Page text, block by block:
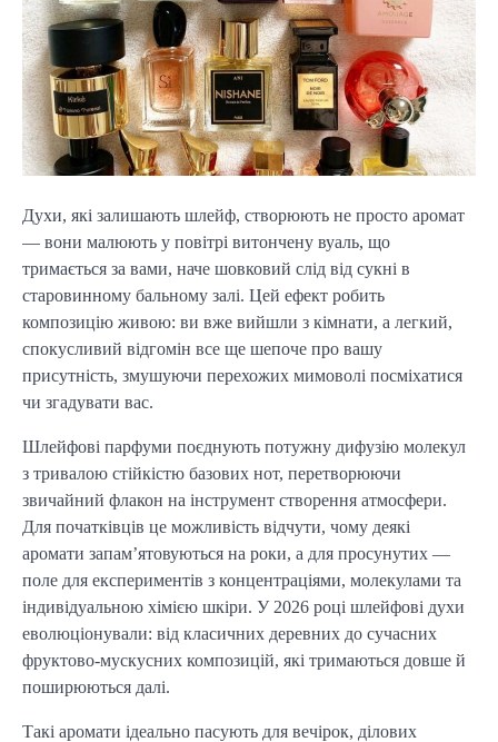
Духи, які залишають шлейф, створюють не просто аромат
— вони малюють у повітрі витончену вуаль, що
тримається за вами, наче шовковий слід від сукні в
старовинному бальному залі. Цей ефект робить
композицію живою: ви вже вийшли з кімнати, а легкий,
спокусливий відгомін все ще шепоче про вашу
присутність, змушуючи перехожих мимоволі посміхатися
чи згадувати вас.
Шлейфові парфуми поєднують потужну дифузію молекул
з тривалою стійкістю базових нот, перетворюючи
звичайний флакон на інструмент створення атмосфери.
Для початківців це можливість відчути, чому деякі
аромати запам’ятовуються на роки, а для просунутих —
поле для експериментів з концентраціями, молекулами та
індивідуальною хімією шкіри. У 2026 році шлейфові духи
еволюціонували: від класичних деревних до сучасних
фруктово-мускусних композицій, які тримаються довше й
поширюються далі.
Такі аромати ідеально пасують для вечірок, ділових